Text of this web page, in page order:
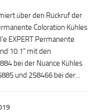
über den Rückruf der
Coloration Kühles
EXPERT Permanente
10.1“ mit den
bei der Nuance Kühles
und 258466 bei der...